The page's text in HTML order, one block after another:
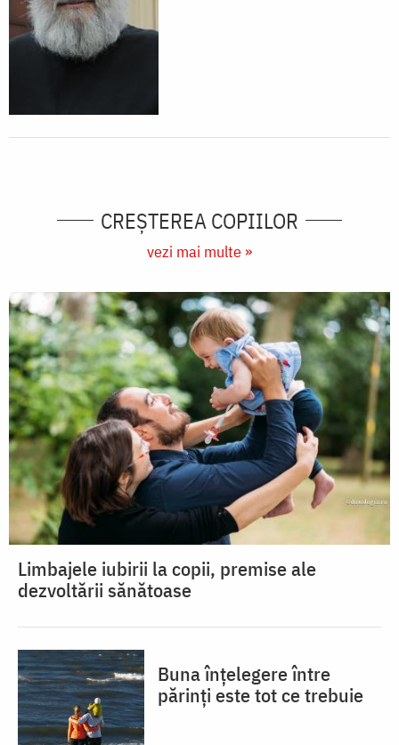
CREŞTEREA COPIILOR
vezi mai multe »
Limbajele iubirii la copii, premise ale
dezvoltării sănătoase
Buna înțelegere între
părinți este tot ce trebuie